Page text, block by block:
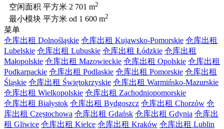
空闲面积 平方米 2 701 m2
最小模块 平方米 od 1 600 m2
菜单
仓库出租 Dolnośląskie 仓库出租 Kujawsko-Pomorskie 仓库出租
Lubelskie 仓库出租 Lubuskie 仓库出租 Łódzkie 仓库出租
Małopolskie 仓库出租 Mazowieckie 仓库出租 Opolskie 仓库出租
Podkarpackie 仓库出租 Podlaskie 仓库出租 Pomorskie 仓库出租
Śląskie 仓库出租 Świętokrzyskie 仓库出租 Warmińsko-Mazurskie
仓库出租 Wielkopolskie 仓库出租 Zachodniopomorskie
仓库出租 Białystok 仓库出租 Bydgoszcz 仓库出租 Chorzów 仓
库出租 Częstochowa 仓库出租 Gdańsk 仓库出租 Gdynia 仓库出
租 Gliwice 仓库出租 Kielce 仓库出租 Kraków 仓库出租 Lublin